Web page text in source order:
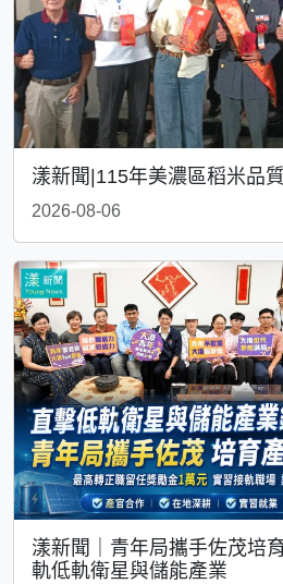
漾新聞|115年美濃區稻米品
2026-08-06
漾新聞｜青年局攜手佐茂培
軌低軌衛星與儲能產業